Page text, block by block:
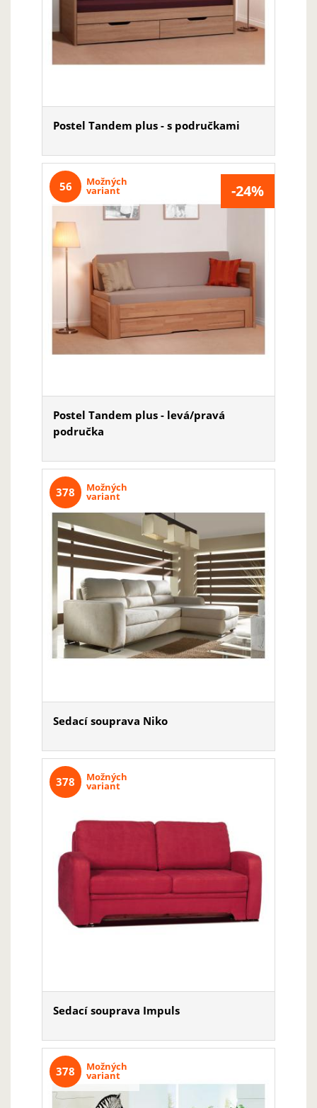
Postel Tandem plus - s područkami
-24%
Možných
variant
56
Postel Tandem plus - levá/pravá
područka
Možných
variant
378
Sedací souprava Niko
Možných
variant
378
Sedací souprava Impuls
Možných
variant
378